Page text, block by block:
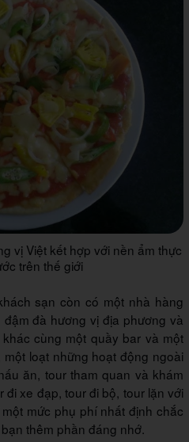
vị Việt kết hợp với nền ẩm thực
trên thế giới
sạn còn có một nhà hàng
đà hương vị địa phương và
cùng một quầy bar và một
loạt những hoạt động ngoài
ăn, tour tham quan và khám
xe đạp, tour đi bộ, tour lặn với
mức phụ phí nhất định chắc
thêm phần đáng nhớ.